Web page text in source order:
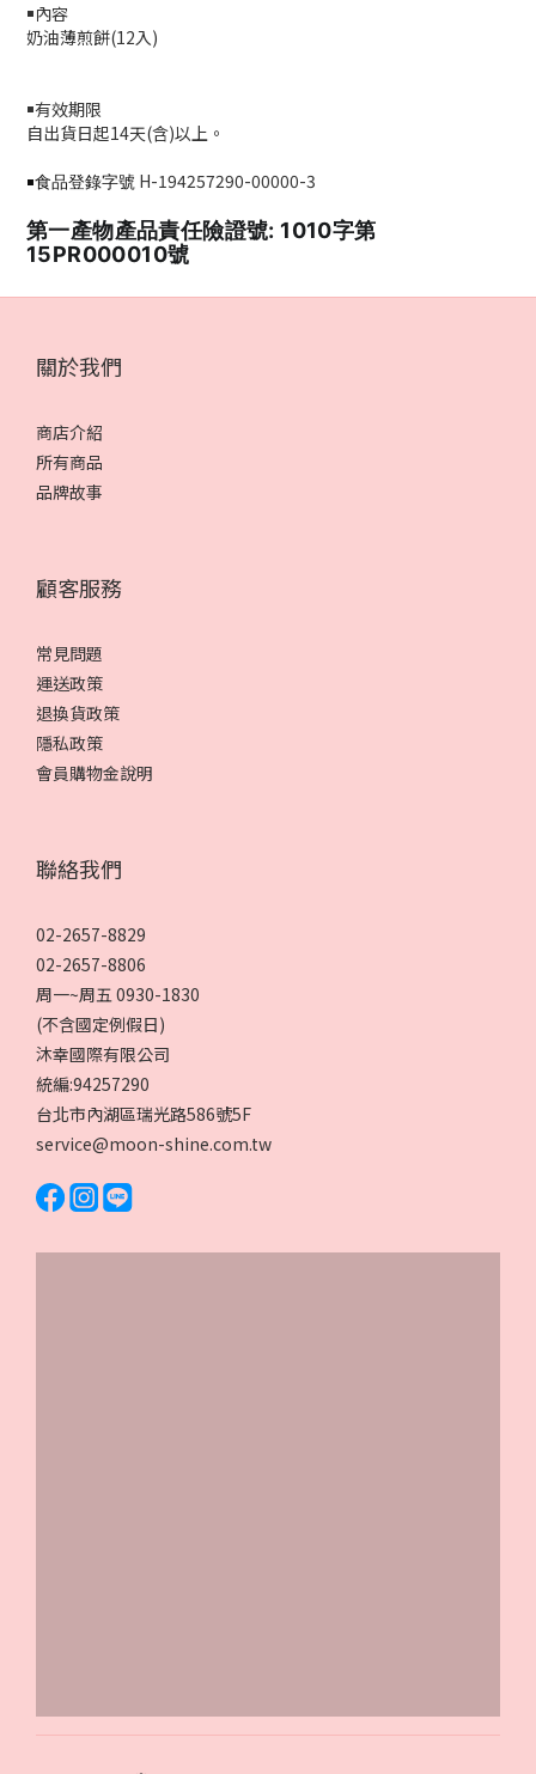
￭內容
奶油薄煎餅(12入)
￭有效期限
自出貨日起14天(含)以上。
￭食品登錄字號 H-194257290-00000-3
第一產物產品責任險證號: 1010字第
15PR000010號
關於我們
商店介紹
所有商品
品牌故事
顧客服務
常見問題
運送政策
退換貨政策
隱私政策
會員購物金說明
聯絡我們
02-2657-8829
02-2657-8806
周一~周五 0930-1830
(不含國定例假日)
沐幸國際有限公司
統編:94257290
台北市內湖區瑞光路586號5F
service@moon-shine.com.tw